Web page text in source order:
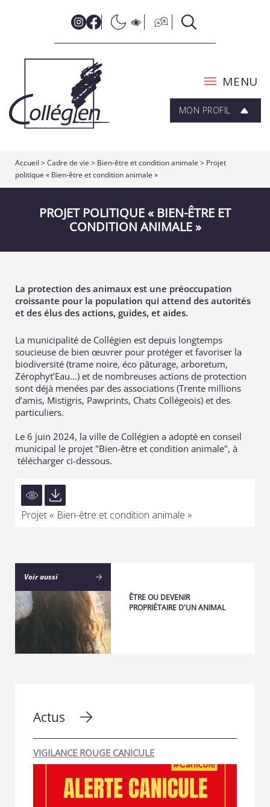
MENU
MON PROFIL
Accueil >Cadre de vie > Bien-être et condition animale > Projet
politique « Bien-être et condition animale »
PROJET POLITIQUE « BIEN-ÊTRE ET
CONDITION ANIMALE »
La protection des animaux est une préoccupation
croissante pour la population qui attend des autorités
et des élus des actions, guides, et aides.
La municipalité de Collégien est depuis longtemps
soucieuse de bien œuvrer pour protéger et favoriser la
biodiversité (trame noire, éco pâturage, arboretum,
Zérophyt’Eau…) et de nombreuses actions de protection
sont déjà menées par des associations (Trente millions
d’amis, Mistigris, Pawprints, Chats Collégeois) et des
particuliers.
Le 6 juin 2024, la ville de Collégien a adopté en conseil
municipal le projet "Bien-être et condition animale", à
télécharger ci-dessous.
Projet « Bien-être et condition animale »
Voir aussi
ÊTRE OU DEVENIR
PROPRIÉTAIRE D'UN ANIMAL
Actus
VIGILANCE ROUGE CANICULE